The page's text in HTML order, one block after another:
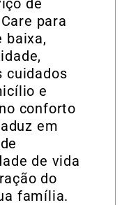
de
para
baixa,
cuidados
e
conforto
em
de vida
do
família.